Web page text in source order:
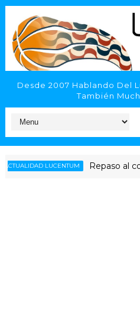
Desde 2007 Hablando Del
También
LUCENTUM Repaso al